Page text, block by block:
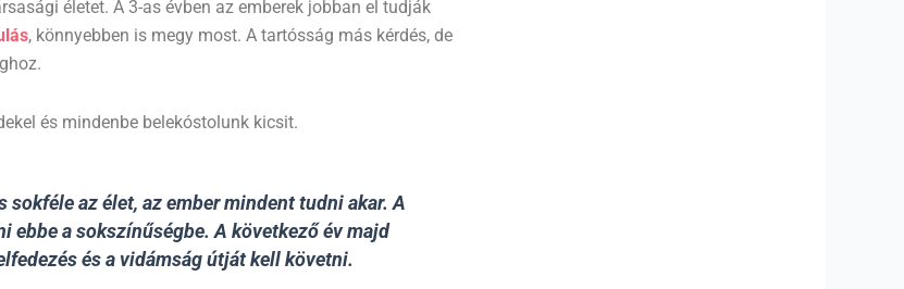
életet. A 3-as évben az emberek jobban el tudják
, könnyebben is megy most. A tartósság más kérdés, de
és mindenbe belekóstolunk kicsit.
az élet, az ember mindent tudni akar. A
ebbe a sokszínűségbe. A következő év majd
és a vidámság útját kell követni.